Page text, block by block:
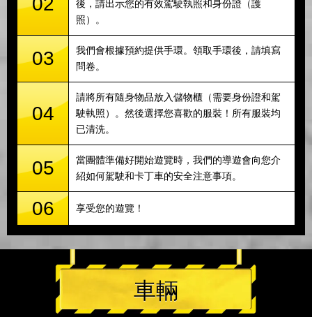
後，請出示您的有效駕駛執照和身份證（護
照）。
03
我們會根據預約提供手環。領取手環後，請填寫
問卷。
04
請將所有隨身物品放入儲物櫃（需要身份證和駕
駛執照）。然後選擇您喜歡的服裝！所有服裝均
已清洗。
05
當團體準備好開始遊覽時，我們的導遊會向您介
紹如何駕駛和卡丁車的安全注意事項。
06 享受您的遊覽！
車輛